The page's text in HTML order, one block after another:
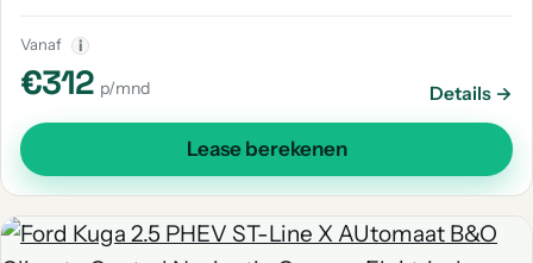
Vanaf i
€312 p/mnd Details →
Lease berekenen